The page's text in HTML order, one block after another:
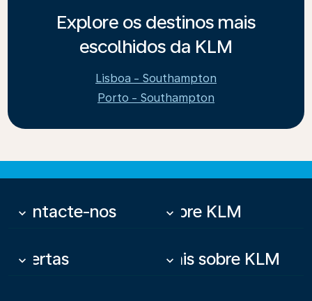
Explore os destinos mais
escolhidos da KLM
Lisboa - Southampton
Porto - Southampton
Contacte-nos
keyboard_arrow_down Sobre KLM
keyboard_arrow_down
Ofertas
keyboard_arrow_down Mais sobre KLM
keyboard_arrow_down